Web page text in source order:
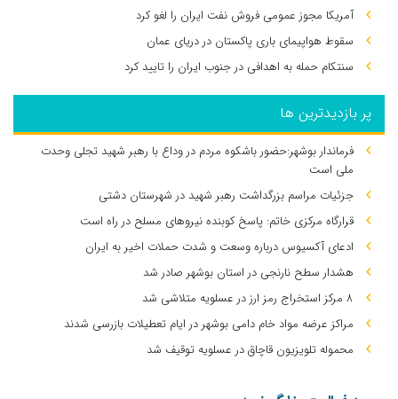
آمریکا مجوز عمومی فروش نفت ایران را لغو کرد
سقوط هواپیمای باری پاکستان در دریای عمان
سنتکام حمله به اهدافی در جنوب ایران را تایید کرد
پر بازدیدترین ها
فرماندار بوشهر:حضور باشکوه مردم در وداع با رهبر شهید تجلی وحدت
ملی است
جزئیات مراسم بزرگداشت رهبر شهید در شهرستان دشتی
قرارگاه مرکزی خاتم: پاسخ کوبنده نیروهای مسلح در راه است
ادعای آکسیوس درباره وسعت و شدت حملات اخیر به ایران
هشدار سطح نارنجی در استان بوشهر صادر شد
۸ مرکز استخراج رمز ارز در عسلویه متلاشی شد
مراکز عرضه مواد خام دامی بوشهر در ایام تعطیلات بازرسی شدند
محموله تلویزیون قاچاق در عسلویه توقیف شد